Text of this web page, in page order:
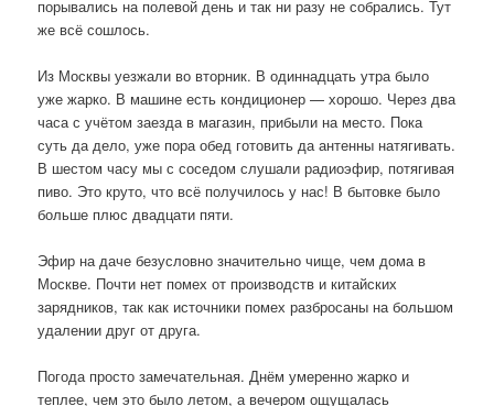
порывались на полевой день и так ни разу не собрались. Тут
же всё сошлось.
Из Москвы уезжали во вторник. В одиннадцать утра было
уже жарко. В машине есть кондиционер — хорошо. Через два
часа с учётом заезда в магазин, прибыли на место. Пока
суть да дело, уже пора обед готовить да антенны натягивать.
В шестом часу мы с соседом слушали радиоэфир, потягивая
пиво. Это круто, что всё получилось у нас! В бытовке было
больше плюс двадцати пяти.
Эфир на даче безусловно значительно чище, чем дома в
Москве. Почти нет помех от производств и китайских
зарядников, так как источники помех разбросаны на большом
удалении друг от друга.
Погода просто замечательная. Днём умеренно жарко и
теплее, чем это было летом, а вечером ощущалась